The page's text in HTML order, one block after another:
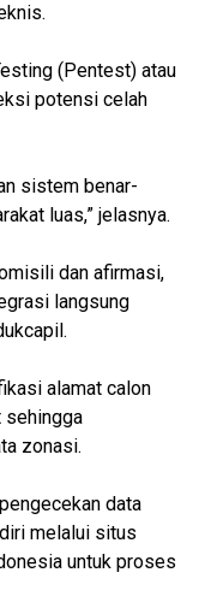
(Pentest) atau
potensi celah
sistem benar-
luas,” jelasnya.
dan afirmasi,
langsung
alamat calon
sehingga
zonasi.
data
melalui situs
untuk proses